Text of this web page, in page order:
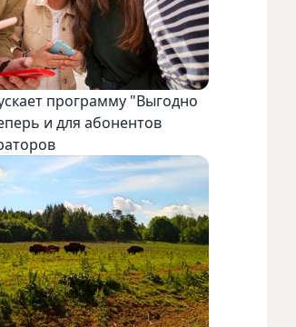
программу "Выгодно
и для абонентов